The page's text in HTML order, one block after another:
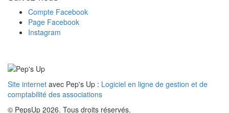
Compte Facebook
Page Facebook
Instagram
Site internet avec Pep's Up : Logiciel en ligne de gestion et de
comptabilité des associations
© PepsUp 2026. Tous droits réservés.